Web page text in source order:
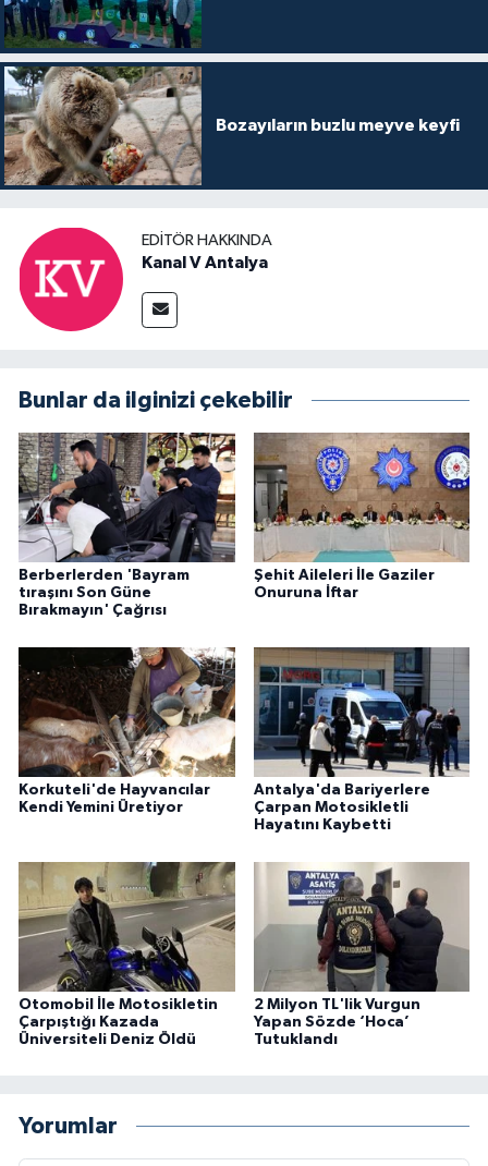
Bozayıların buzlu meyve keyfi
EDITÖR HAKKINDA
Kanal V Antalya
Bunlar da ilginizi çekebilir
Berberlerden 'Bayram
tıraşını Son Güne
Bırakmayın' Çağrısı
Şehit Aileleri İle Gaziler
Onuruna İftar
Korkuteli'de Hayvancılar
Kendi Yemini Üretiyor
Antalya'da Bariyerlere
Çarpan Motosikletli
Hayatını Kaybetti
Otomobil İle Motosikletin
Çarpıştığı Kazada
Üniversiteli Deniz Öldü
2 Milyon TL'lik Vurgun
Yapan Sözde ‘Hoca’
Tutuklandı
Yorumlar